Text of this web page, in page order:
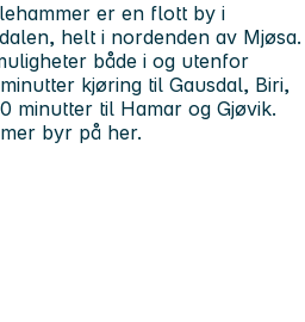
er en flott by i
helt i nordenden av Mjøsa.
både i og utenfor
kjøring til Gausdal, Biri,
minutter til Hamar og Gjøvik.
byr på her.